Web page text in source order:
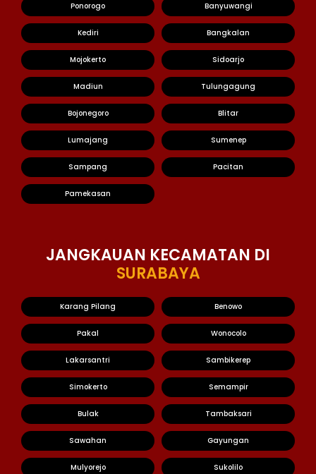
Ponorogo Banyuwangi
Kediri Bangkalan
Mojokerto Sidoarjo
Madiun Tulungagung
Bojonegoro Blitar
Lumajang Sumenep
Sampang Pacitan
Pamekasan
JANGKAUAN KECAMATAN DI
SURABAYA
Karang Pilang Benowo
Pakal Wonocolo
Lakarsantri Sambikerep
Simokerto Semampir
Bulak Tambaksari
Sawahan Gayungan
Mulyorejo Sukolilo